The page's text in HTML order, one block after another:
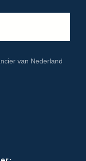
van Nederland